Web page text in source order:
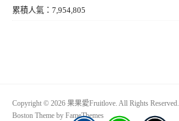
累積人氣：7,954,805
Copyright © 2026 果果愛Fruitlove. All Rights Reserved.
Boston Theme by FameThemes